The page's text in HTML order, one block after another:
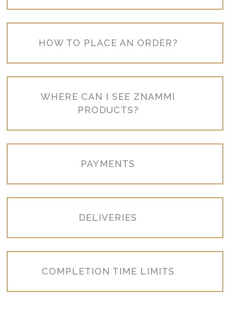
HOW TO PLACE AN ORDER?
WHERE CAN I SEE ZNAMMI
PRODUCTS?
PAYMENTS
DELIVERIES
COMPLETION TIME LIMITS